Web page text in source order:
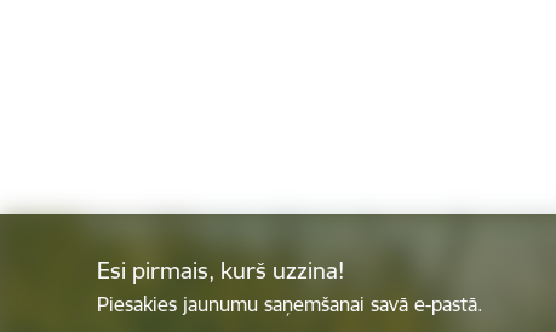
Esi pirmais, kurš uzzina!
Piesakies jaunumu saņemšanai savā e-pastā.